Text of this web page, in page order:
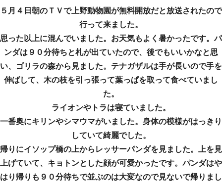
５月４日朝のＴＶで上野動物園が無料開放だと放送されたので
行って来ました。
思った以上に混んでいました。お天気もよく暑かったです。パ
ンダは９０分待ちと札が出ていたので、後でもいいかなと思
い、ゴリラの森から見ました。テナガザルは手が長いので手を
伸ばして、木の枝を引っ張って葉っぱを取って食べていまし
た。
ライオンやトラは寝ていました。
一番奥にキリンやシマウマがいました。身体の模様がはっきり
していて綺麗でした。
帰りにイソップ橋の上からレッサーパンダを見ました。上を見
上げていて、キョトンとした顔が可愛かったです。パンダはや
はり帰りも９０分待ちで並ぶのは大変なので見ないで帰りまし